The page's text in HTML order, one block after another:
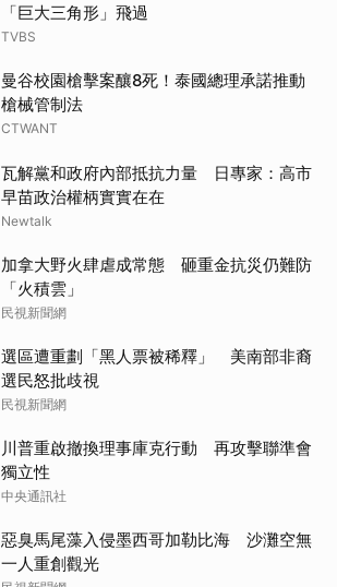
「巨大三角形」飛過
TVBS
曼谷校園槍擊案釀8死！泰國總理承諾推動
槍械管制法
CTWANT
瓦解黨和政府內部抵抗力量 日專家：高市
早苗政治權柄實實在在
Newtalk
加拿大野火肆虐成常態 砸重金抗災仍難防
「火積雲」
民視新聞網
選區遭重劃「黑人票被稀釋」 美南部非裔
選民怒批歧視
民視新聞網
川普重啟撤換理事庫克行動 再攻擊聯準會
獨立性
中央通訊社
惡臭馬尾藻入侵墨西哥加勒比海 沙灘空無
一人重創觀光